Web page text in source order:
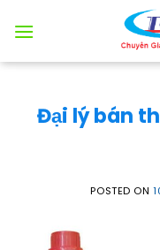
Đại lý bán
POSTED ON